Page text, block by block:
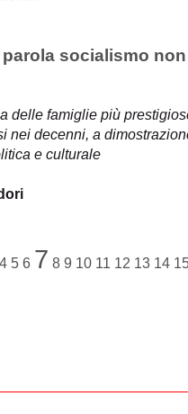
socialismo
delle famiglie più
nei decenni, a
e culturale
4 5 6 7 8 9 10 11 12 13 14